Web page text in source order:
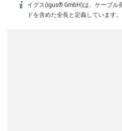
igus-icon-info
イグス(igus® GmbH)は、ケーブル
ドを含めた全長と定義しています。